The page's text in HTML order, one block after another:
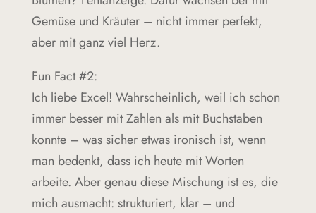
Gemüse und Kräuter – nicht immer perfekt,
aber mit ganz viel Herz.
Fun Fact #2:
Ich liebe Excel! Wahrscheinlich, weil ich schon
immer besser mit Zahlen als mit Buchstaben
konnte – was sicher etwas ironisch ist, wenn
man bedenkt, dass ich heute mit Worten
arbeite. Aber genau diese Mischung ist es, die
mich ausmacht: strukturiert, klar – und